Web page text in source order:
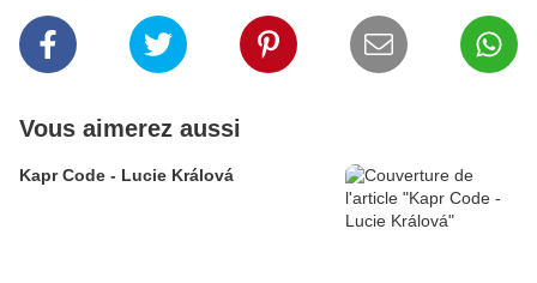
Vous aimerez aussi
Kapr Code - Lucie Králová